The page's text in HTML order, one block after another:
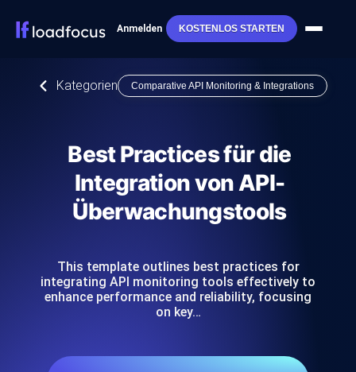
Anmelden KOSTENLOS STARTEN
Kategorien Comparative API Monitoring & Integrations
Best Practices für die
Integration von API-
Überwachungstools
This template outlines best practices for
integrating API monitoring tools effectively to
enhance performance and reliability, focusing
on key…